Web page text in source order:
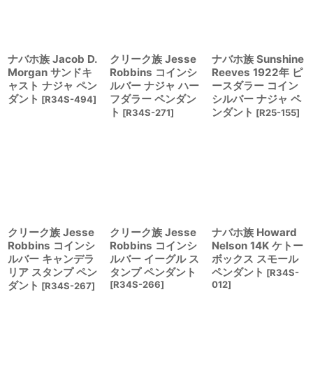
ナバホ族 Jacob D.
Morgan サンドキ
ャスト ナジャ ペン
ダント [R34S-494]
クリーク族 Jesse
Robbins コインシ
ルバー ナジャ ハー
フダラー ペンダン
ト [R34S-271]
ナバホ族 Sunshine
Reeves 1922年 ピ
ースダラー コイン
シルバー ナジャ ペ
ンダント [R25-155]
クリーク族 Jesse
Robbins コインシ
ルバー キャンデラ
リア スタンプ ペン
ダント [R34S-267]
クリーク族 Jesse
Robbins コインシ
ルバー イーグル ス
タンプ ペンダント
[R34S-266]
ナバホ族 Howard
Nelson 14K ケトー
ボックス スモール
ペンダント [R34S-
012]